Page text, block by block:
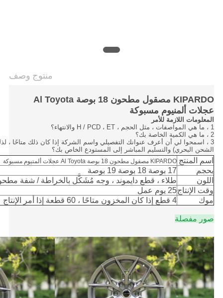
منتوج وصف
KIPARDO مصقول مطحون 18 بوصة Al Toyota
عجلات ألمنيوم مسبوكة
المعلومات اللازمة للأمر
1 ، ما هي المواصفات ، مثل الحجم ، H / PCD ، ET والانتهاء؟
2 ، ما هي الكمية الخاصة بك؟
3 ، اسمحوا لي أن أعرف عنوانك التفصيلي واسم الشركة إذا كان ذلك متاحًا ،
الشحن البحري) والتسليم المباشر إلى المستودع الخاص بك؟
اسم المنتج KIPARDO مصقول مطحون 18 بوصة Al Toyota عجلات ألمنيوم مسبوكة
بحجم
17 بوصة 18 بوصة 19 بوصة
اللون
طلاء ، قطع دايموند ، وجه مُشَكَّل بالخراطة / شفة
وقت الإنتاج25 يوم عمل
موك
4 قطع إذا كان المخزون متاحًا ، 60 قطعة إذا أمر الإنتاج
صور مفصلة